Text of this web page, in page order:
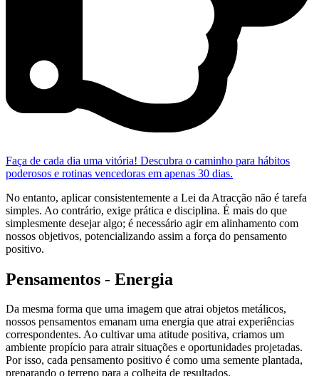
Faça de cada dia uma vitória! Descubra o caminho para hábitos
poderosos e rotinas vencedoras em apenas 30 dias.
No entanto, aplicar consistentemente a Lei da Atracção não é tarefa
simples. Ao contrário, exige prática e disciplina. É mais do que
simplesmente desejar algo; é necessário agir em alinhamento com
nossos objetivos, potencializando assim a força do pensamento
positivo.
Pensamentos - Energia
Da mesma forma que uma imagem que atrai objetos metálicos,
nossos pensamentos emanam uma energia que atrai experiências
correspondentes. Ao cultivar uma atitude positiva, criamos um
ambiente propício para atrair situações e oportunidades projetadas.
Por isso, cada pensamento positivo é como uma semente plantada,
preparando o terreno para a colheita de resultados.